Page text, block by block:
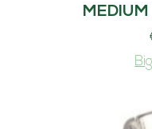
MEDIUM